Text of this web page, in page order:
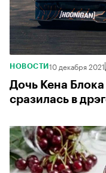
НОВОСТИ 10 декабря 2021
Дочь Кена
сразилась в